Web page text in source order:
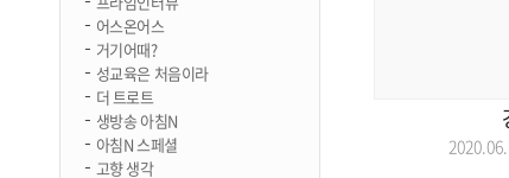
어스온어스
거기어때?
성교육은 처음이라
더 트로트
생방송 아침N
아침N 스페셜
고향 생각